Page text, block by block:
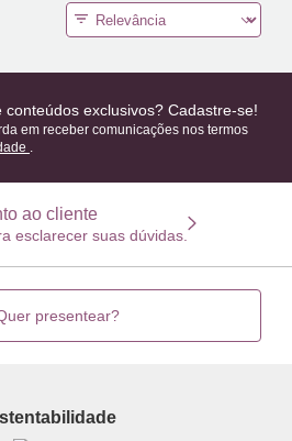
exclusivos? Cadastre-se!
em receber comunicações nos termos
.
ao cliente
esclarecer suas dúvidas.
presentear?